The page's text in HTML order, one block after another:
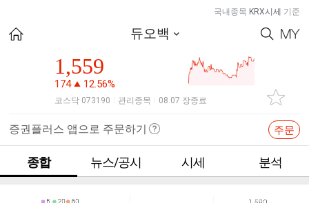
국내종목 KRX시세 기준
듀오백
1,559
174 12.56%
코스닥 073190 관리종목 08.07 장종료
증권플러스 앱으로 주문하기 주문
종합 뉴스/공시 시세 분석